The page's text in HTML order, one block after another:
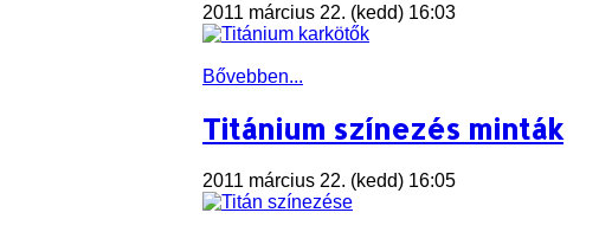
2011 március 22. (kedd) 16:03
Bővebben...
Titánium színezés minták
2011 március 22. (kedd) 16:05